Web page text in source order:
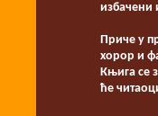
избачени
Приче у
хорор и
Књига се
ће